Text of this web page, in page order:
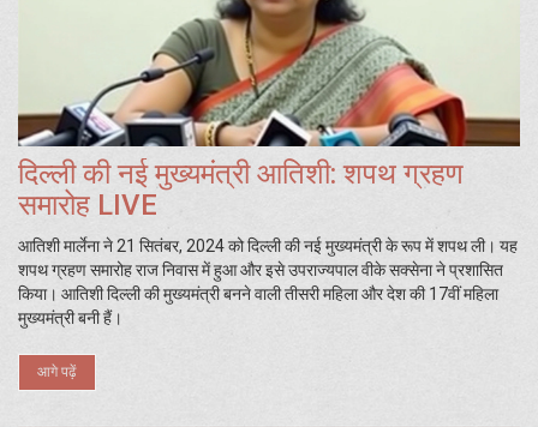
दिल्ली की नई मुख्यमंत्री आतिशी: शपथ ग्रहण
समारोह LIVE
आतिशी मार्लेना ने 21 सितंबर, 2024 को दिल्ली की नई मुख्यमंत्री के रूप में शपथ ली। यह
शपथ ग्रहण समारोह राज निवास में हुआ और इसे उपराज्यपाल वीके सक्सेना ने प्रशासित
किया। आतिशी दिल्ली की मुख्यमंत्री बनने वाली तीसरी महिला और देश की 17वीं महिला
मुख्यमंत्री बनी हैं।
आगे पढ़ें